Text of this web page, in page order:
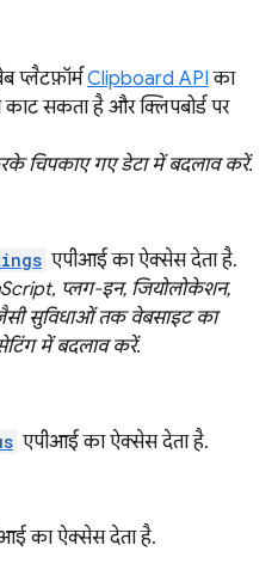
प्लैटफ़ॉर्मClipboard API का
सकता है और क्लिपबोर्ड पर
चिपकाए गए डेटा में बदलाव करें.
एपीआई का ऐक्सेस देता है.
प्लग-इन, जियोलोकेशन,
सुविधाओं तक वेबसाइट का
में बदलाव करें.
एपीआई का ऐक्सेस देता है.
का ऐक्सेस देता है.